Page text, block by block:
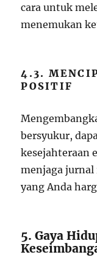
cara untuk
menemukan
4.3.
POSITIF
bersyukur,
kesejahteraan
menjaga
yang Anda
5. Gaya